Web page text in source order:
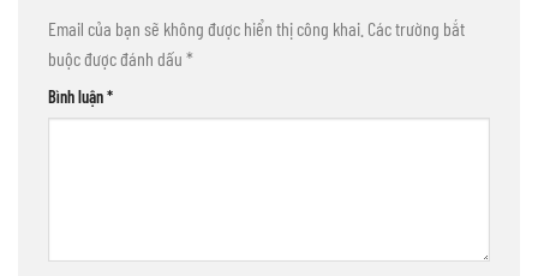
Email của bạn sẽ không được hiển thị công khai. Các trường bắt
buộc được đánh dấu *
Bình luận*